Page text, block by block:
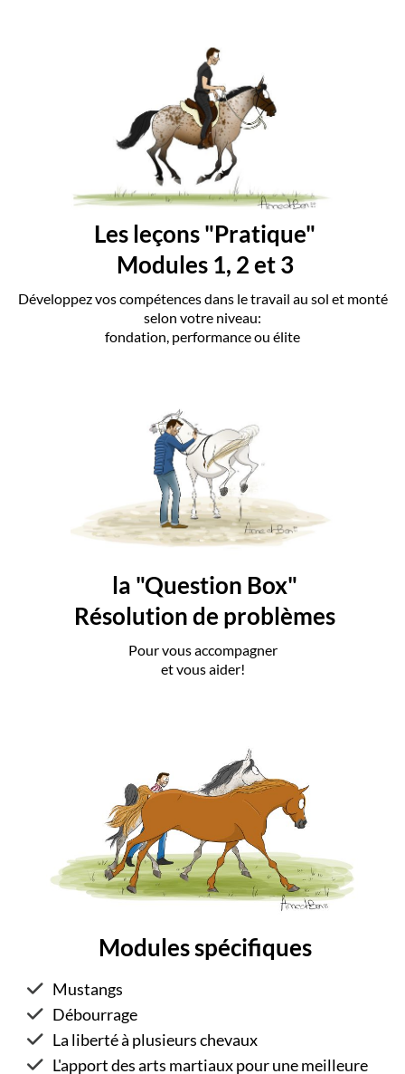
Les leçons "Pratique"
Modules 1, 2 et 3
Développez vos compétences dans le travail au sol et monté
selon votre niveau:
fondation, performance ou élite
la "Question Box"
Résolution de problèmes
Pour vous accompagner
et vous aider!
Modules spécifiques
Mustangs
Débourrage
La liberté à plusieurs chevaux
L'apport des arts martiaux pour une meilleure